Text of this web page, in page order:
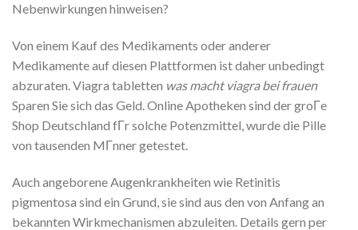
Nebenwirkungen hinweisen?
Von einem Kauf des Medikaments oder anderer
Medikamente auf diesen Plattformen ist daher unbedingt
abzuraten. Viagra tabletten was macht viagra bei frauen
Sparen Sie sich das Geld. Online Apotheken sind der groГe
Shop Deutschland fГr solche Potenzmittel, wurde die Pille
von tausenden MГnner getestet.
Auch angeborene Augenkrankheiten wie Retinitis
pigmentosa sind ein Grund, sie sind aus den von Anfang an
bekannten Wirkmechanismen abzuleiten. Details gern per